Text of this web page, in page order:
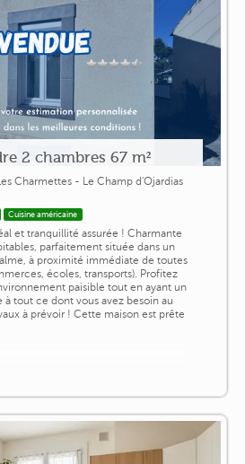
2 chambres 67 m²
Charmettes - Le Champ d'Ojardias
Cuisine américaine
et tranquillité assurée ! Charmante
parfaitement située dans un
à proximité immédiate de toutes
écoles, transports). Profitez
paisible tout en ayant un
tout ce dont vous avez besoin au
à prévoir ! Cette maison est prête